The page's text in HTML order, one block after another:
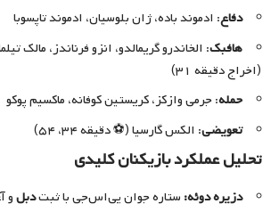
دفاع: ادموند باده، ژان بلوسیان، ادموند تاپسوبا
هافبک: الخاندرو گریمالدو، انزو فرناندز، مالک
(اخراج دقیقه ۳۱)
حمله: جرمی وازکز، کریستین کوفانه، ماکسیم پوکو
تعویضی: الکس گارسیا (⚽ دقیقه ۳۴، ۵۴)
تحلیل عملکرد بازیکنان کلیدی
دزیره دوئه: ستاره جوان پی‌اس‌جی با ثبتدبلو